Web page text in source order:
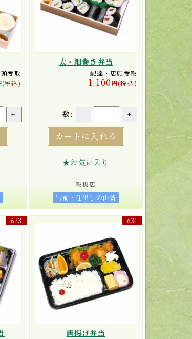
受取
(税込)
+
太・細巻き弁当
配達・店頭受取
1,100円(税込)
数: - +
カートに入れる
★お気に入り
取扱店
出前・仕出しの山留
623 631
唐揚げ弁当